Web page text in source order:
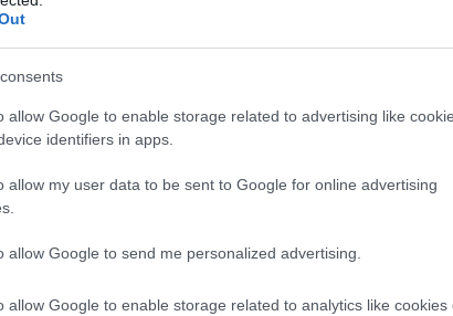
allow Google to enable storage related to advertising like
identifiers in apps.
allow my user data to be sent to Google for online advertising
allow Google to send me personalized advertising.
allow Google to enable storage related to analytics like cookies
1)
elsajátítását, az érzelmi intelligencia
önfejlesztés célja,hogy az egyén felfedezze
és kiaknázza saját potenciálját, javítsa
környezetét. De vajon miért is olyan fontos ez
számunkra?